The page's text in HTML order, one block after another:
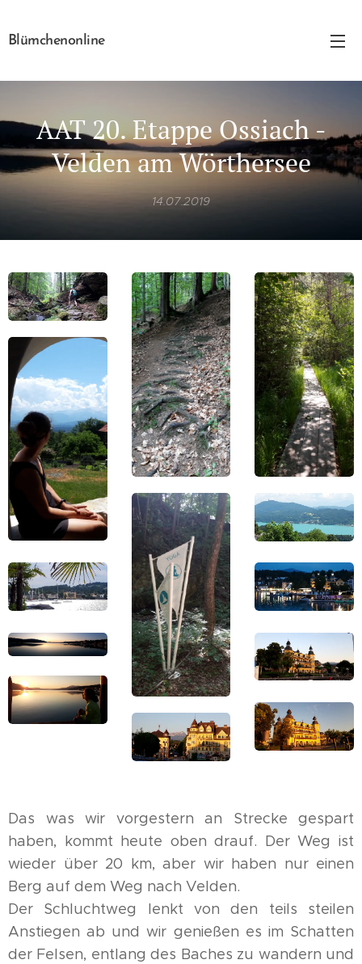
Blümchenonline
AAT 20. Etappe Ossiach -
Velden am Wörthersee
14.07.2019
Das was wir vorgestern an Strecke gespart
haben, kommt heute oben drauf. Der Weg ist
wieder über 20 km, aber wir haben nur einen
Berg auf dem Weg nach Velden.
Der Schluchtweg lenkt von den teils steilen
Anstiegen ab und wir genießen es im Schatten
der Felsen, entlang des Baches zu wandern und